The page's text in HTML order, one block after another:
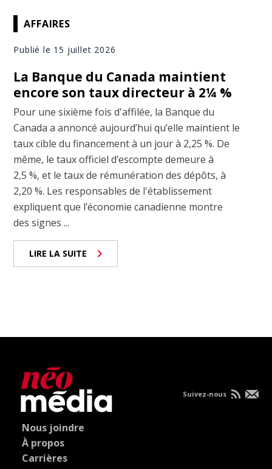
AFFAIRES
Publié le 15 juillet 2026
La Banque du Canada maintient
encore son taux directeur à 2¼ %
Pour une sixième fois d'affilée, la Banque du
Canada a annoncé aujourd’hui qu’elle maintient le
taux cible du financement à un jour à 2,25 %. De
même, le taux officiel d’escompte demeure à
2,5 %, et le taux de rémunération des dépôts, à
2,20 %. Les responsables de l'établissement
expliquent que l’économie canadienne montre
des signes ...
LIRE LA SUITE
Nous joindre
À propos
Carrières
Suivez-nous